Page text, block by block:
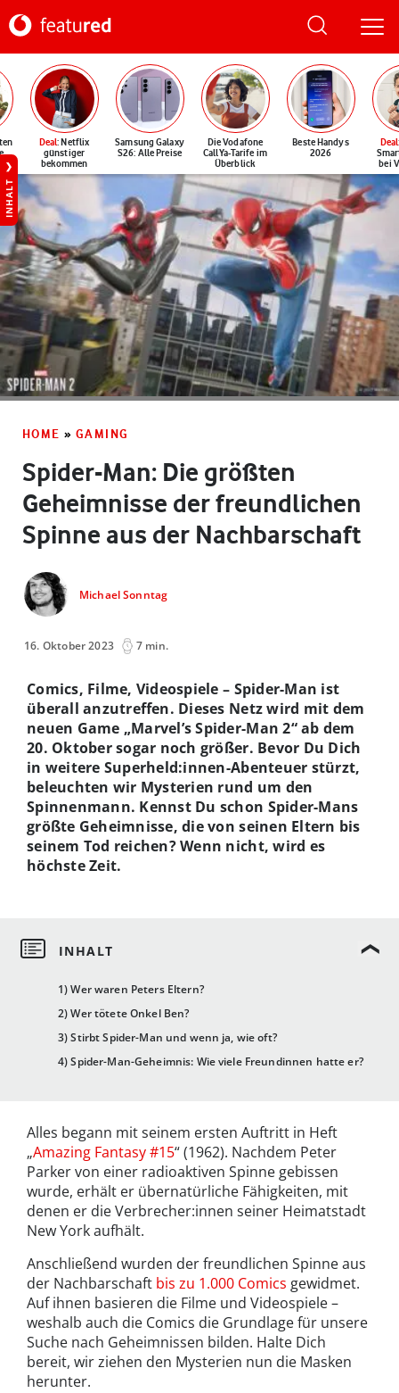
Deal: Netflix
günstiger
bekommen
Samsung Galaxy
S26: Alle Preise
Die Vodafone
CallYa-Tarife im
Überblick
Beste Handys
2026
Deal
bei
INHALT
HOME » GAMING
Spider-Man: Die größten
Geheimnisse der freundlichen
Spinne aus der Nachbarschaft
Michael Sonntag
16. Oktober 2023 7 min.
1) Wer waren Peters Eltern?
2) Wer tötete Onkel Ben?
3) Stirbt Spider-Man und wenn ja, wie oft?
4) Spider-Man-Geheimnis: Wie viele Freundinnen hatte er?
Comics, Filme, Videospiele – Spider-Man ist
überall anzutreffen. Dieses Netz wird mit dem
neuen Game „Marvel’s Spider-Man 2“ ab dem
20. Oktober sogar noch größer. Bevor Du Dich
in weitere Superheld:innen-Abenteuer stürzt,
beleuchten wir Mysterien rund um den
Spinnenmann. Kennst Du schon Spider-Mans
größte Geheimnisse, die von seinen Eltern bis
seinem Tod reichen? Wenn nicht, wird es
höchste Zeit.
Alles begann mit seinem ersten Auftritt in Heft
„Amazing Fantasy #15“ (1962). Nachdem Peter
Parker von einer radioaktiven Spinne gebissen
wurde, erhält er übernatürliche Fähigkeiten, mit
denen er die Verbrecher:innen seiner Heimatstadt
New York aufhält.
Anschließend wurden der freundlichen Spinne aus
der Nachbarschaft bis zu 1.000 Comics gewidmet.
Auf ihnen basieren die Filme und Videospiele –
weshalb auch die Comics die Grundlage für unsere
Suche nach Geheimnissen bilden. Halte Dich
bereit, wir ziehen den Mysterien nun die Masken
herunter.